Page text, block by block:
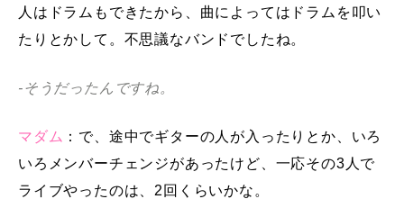
人はドラムもできたから、曲によってはドラムを叩い
たりとかして。不思議なバンドでしたね。
-そうだったんですね。
マダム ：で、途中でギターの人が入ったりとか、いろ
いろメンバーチェンジがあったけど、一応その3人で
ライブやったのは、2回くらいかな。